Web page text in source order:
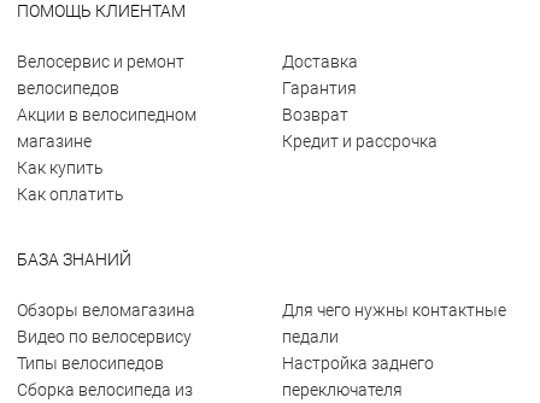
ПОМОЩЬ КЛИЕНТАМ
Велосервис и ремонт
велосипедов
Акции в велосипедном
магазине
Как купить
Как оплатить
Доставка
Гарантия
Возврат
Кредит и рассрочка
БАЗА ЗНАНИЙ
Обзоры веломагазина
Видео по велосервису
Типы велосипедов
Сборка велосипеда из
Для чего нужны контактные
педали
Настройка заднего
переключателя